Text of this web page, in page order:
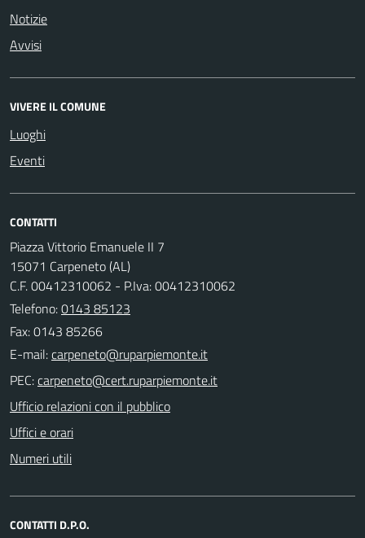
Notizie
Avvisi
VIVERE IL COMUNE
Luoghi
Eventi
CONTATTI
Piazza Vittorio Emanuele II 7
15071 Carpeneto (AL)
C.F. 00412310062 - P.Iva: 00412310062
Telefono:0143 85123
Fax: 0143 85266
E-mail:
PEC:
Ufficio relazioni con il pubblico
Uffici e orari
Numeri utili
CONTATTI D.P.O.